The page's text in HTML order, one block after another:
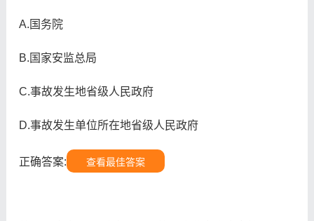
A.国务院
B.国家安监总局
C.事故发生地省级人民政府
D.事故发生单位所在地省级人民政府
正确答案: 查看最佳答案